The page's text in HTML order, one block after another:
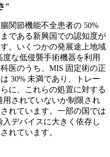
"
関節機能不全患者の 50%
である新興国での認知度が
。いくつかの発展途上地域
な低侵襲手術機器を利用
医のうち、MIS 固定術の正
30% 未満であり、トレー
に、これらの処置に対する
用されていないか制限され
れています。一部の国では
入デバイスに大きく依存し
れています。